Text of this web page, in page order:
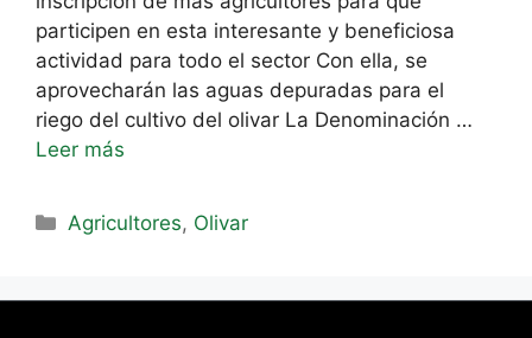
participen en esta interesante y beneficiosa
actividad para todo el sector Con ella, se
aprovecharán las aguas depuradas para el
riego del cultivo del olivar La Denominación …
Leer más
Agricultores, Olivar